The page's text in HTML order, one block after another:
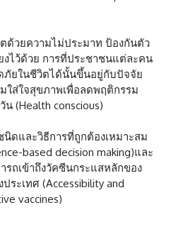
ด้วยความไม่ประมาท ป้องกันตัว
งไว้ด้วย การที่ประชาชนแต่ละคน
ภัยในชีวิตได้นั้นขึ้นอยู่กับปัจจัย
ใส่ใจสุขภาพเพื่อลดพฤติกรรม
น (Health conscious)
ดและวิธีการที่ถูกต้องเหมาะสม
based decision making)และ
ถเข้าถึงวัคซีนกระแสหลักของ
ระเทศ (Accessibility and
vaccines)